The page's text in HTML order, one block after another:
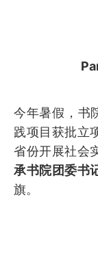
今年暑假，书
践项目获批立
省份开展社会
承书院团委书
旗。